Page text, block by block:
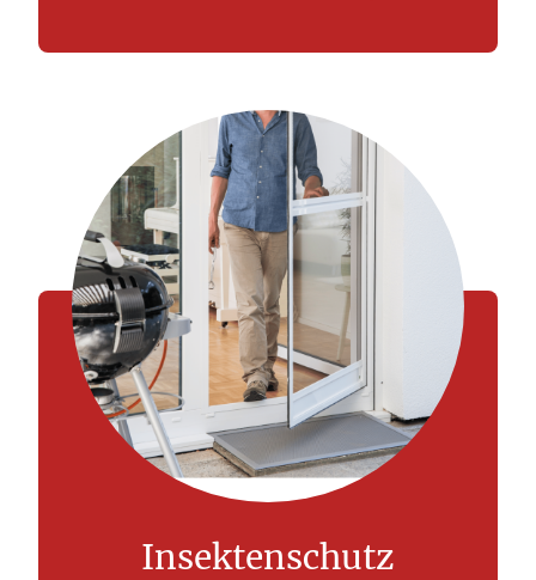
Insektenschutz